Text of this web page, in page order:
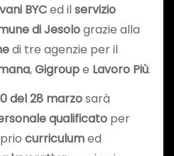
BYCed ilservizio
di Jesolograzie alla
di tre agenzie per il
,Gigroupe Lavoro Più.
del 28 marzosarà
qualificatoper
curriculumed